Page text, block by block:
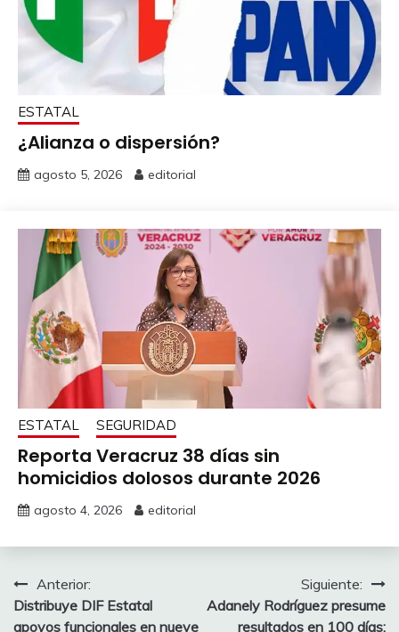
ESTATAL
¿Alianza o dispersión?
agosto 5, 2026 editorial
ESTATAL SEGURIDAD
Reporta Veracruz 38 días sin
homicidios dolosos durante 2026
agosto 4, 2026 editorial
Navegación
de
Anterior:
Distribuye DIF Estatal
apoyos funcionales en nueve
Siguiente:
Adanely Rodríguez presume
resultados en 100 días: